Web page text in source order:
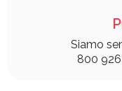
Siamo
800